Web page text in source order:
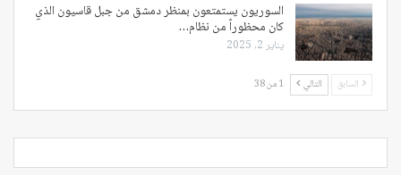
السوريون يستمتعون بمنظر دمشق من جبل قاسيون الذي
كان محظوراً من نظام…
يناير 2, 2025
السابق التالي 1 من 38